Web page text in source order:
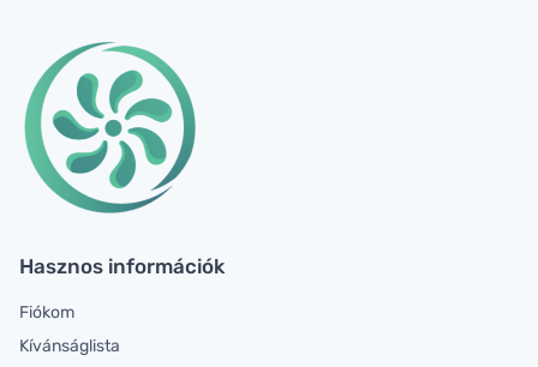
Hasznos információk
Fiókom
Kívánságlista